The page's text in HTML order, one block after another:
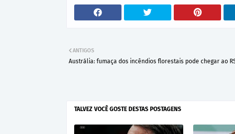
ANTIGOS
Austrália: fumaça dos incêndios florestais pode chegar ao
TALVEZ VOCÊ GOSTE DESTAS POSTAGENS